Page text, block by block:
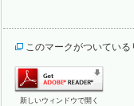
このマークがついてい
新しいウィンドウで開く